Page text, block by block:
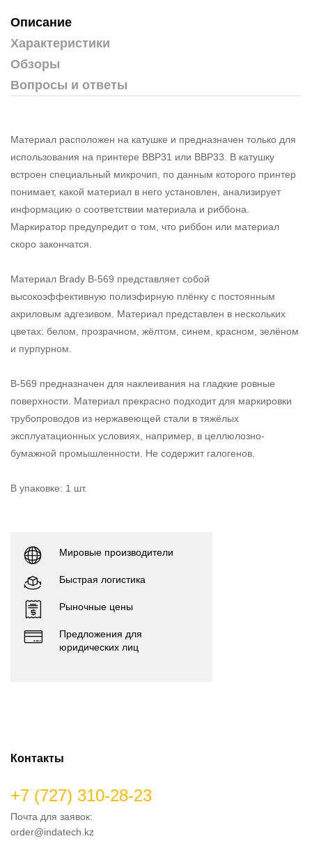
Описание
Характеристики
Обзоры
Вопросы и ответы
Материал расположен на катушке и предназначен только для
использования на принтере BBP31 или BBP33. В катушку
встроен специальный микрочип, по данным которого принтер
понимает, какой материал в него установлен, анализирует
информацию о соответствии материала и риббона.
Маркиратор предупредит о том, что риббон или материал
скоро закончатся.
Материал Brady B-569 представляет собой
высокоэффективную полиэфирную плёнку с постоянным
акриловым адгезивом. Материал представлен в нескольких
цветах: белом, прозрачном, жёлтом, синем, красном, зелёном
и пурпурном.
B-569 предназначен для наклеивания на гладкие ровные
поверхности. Материал прекрасно подходит для маркировки
трубопроводов из нержавеющей стали в тяжёлых
эксплуатационных условиях, например, в целлюлозно-
бумажной промышленности. Не содержит галогенов.
В упаковке: 1 шт.
Мировые производители
Быстрая логистика
Рыночные цены
Предложения для
юридических лиц
Контакты
+7 (727) 310-28-23
Почта для заявок:
order@indatech.kz